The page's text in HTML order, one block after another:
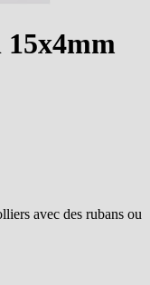
avec des rubans ou